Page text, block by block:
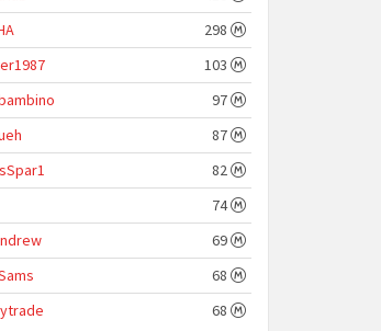
298
103
97
87
82
74
69
68
68